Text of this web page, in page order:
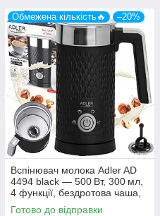
Обмежена кількість🔥 –20%
Вспінювач молока Adler AD
4494 black — 500 Вт, 300 мл,
4 функції, бездротова чаша,
антипригарне покриття
Готово до відправки